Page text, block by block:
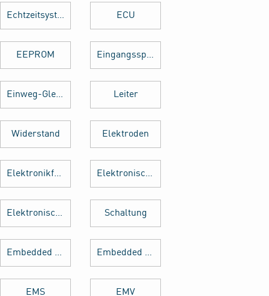
Echtzeitsystem ECU
EEPROM Eingangsspannung
Einweg-Gleichrichter Leiter
Widerstand Elektroden
Elektronikfertigung Elektronische Baugruppe
Elektronische Bauteile Schaltung
Embedded Software Embedded System
EMS EMV